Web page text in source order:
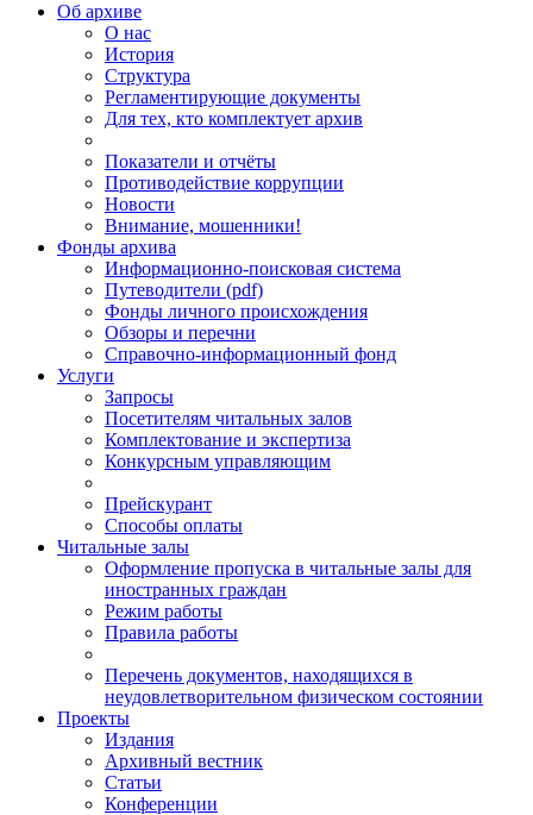
Об архиве
О нас
История
Структура
Регламентирующие документы
Для тех, кто комплектует архив
Показатели и отчёты
Противодействие коррупции
Новости
Внимание, мошенники!
Фонды архива
Информационно-поисковая система
Путеводители (pdf)
Фонды личного происхождения
Обзоры и перечни
Справочно-информационный фонд
Услуги
Запросы
Посетителям читальных залов
Комплектование и экспертиза
Конкурсным управляющим
Прейскурант
Способы оплаты
Читальные залы
Оформление пропуска в читальные залы для
иностранных граждан
Режим работы
Правила работы
Перечень документов, находящихся в
неудовлетворительном физическом состоянии
Проекты
Издания
Архивный вестник
Статьи
Конференции